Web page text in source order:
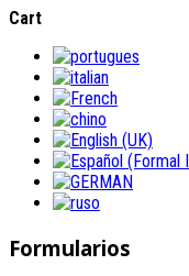
Cart
Formularios